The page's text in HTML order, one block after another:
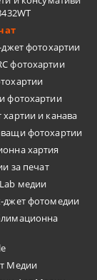
джет фотохартии
фотохартии
фотохартии
и канава
фотохартии
хартия
за печат
медии
джет фотомедии
Медии